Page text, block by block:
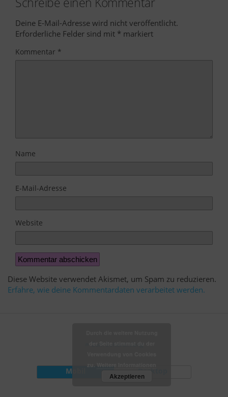
Deine E-Mail-Adresse wird nicht veröffentlicht.
Erforderliche Felder sind mit * markiert
Kommentar *
Name
E-Mail-Adresse
Website
Diese Website verwendet Akismet, um Spam zu reduzieren.
Erfahre, wie deine Kommentardaten verarbeitet werden.
Zum Seitenanfang
Mobil Desktop
der Seite stimmst du der
Weitere Informationen
Akzeptieren